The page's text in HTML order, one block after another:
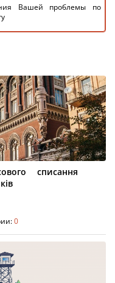
Вашей проблемы по
списання
0